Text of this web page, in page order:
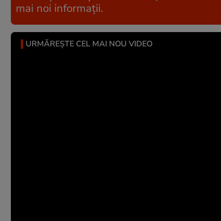
mai noi informații.
URMĂREȘTE CEL MAI NOU VIDEO